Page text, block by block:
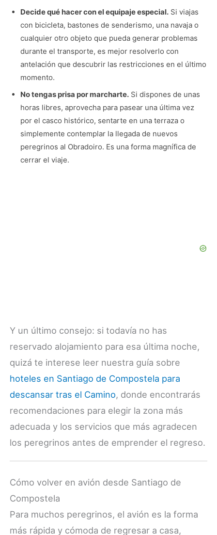
Decide qué hacer con el equipaje especial.Si viajas
con bicicleta, bastones de senderismo, una navaja o
cualquier otro objeto que pueda generar problemas
durante el transporte, es mejor resolverlo con
antelación que descubrir las restricciones en el último
momento.
No tengas prisa por marcharte.Si dispones de unas
horas libres, aprovecha para pasear una última vez
por el casco histórico, sentarte en una terraza o
simplemente contemplar la llegada de nuevos
peregrinos al Obradoiro. Es una forma magnífica de
cerrar el viaje.
Y un último consejo: si todavía no has
reservado alojamiento para esa última noche,
quizá te interese leer nuestra guía sobre
hoteles en Santiago de Compostela para
descansar tras el Camino, donde encontrarás
recomendaciones para elegir la zona más
adecuada y los servicios que más agradecen
los peregrinos antes de emprender el regreso.
Cómo volver en avión desde Santiago de
Compostela
Para muchos peregrinos, el avión es la forma
más rápida y cómoda de regresar a casa,